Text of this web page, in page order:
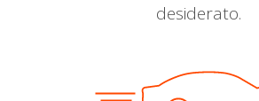
desiderato.